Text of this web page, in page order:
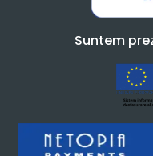
Suntem